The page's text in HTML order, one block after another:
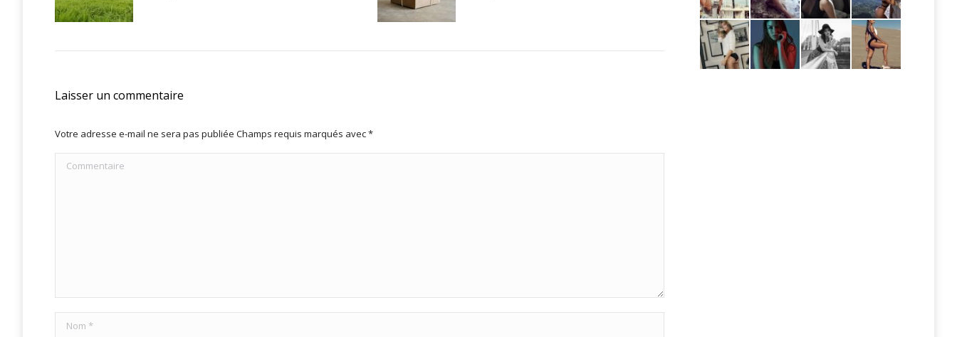
Laisser un commentaire
Votre adresse e-mail ne sera pas publiée Champs requis marqués avec*
Commentaire
Nom *